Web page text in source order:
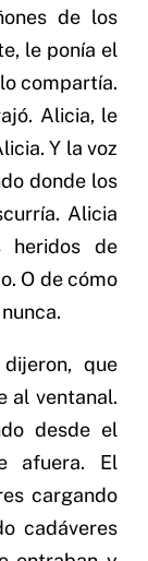
de los
le ponía el
compartía.
Alicia, le
Y la voz
donde los
Alicia
heridos de
O de cómo
que
al ventanal.
desde el
afuera. El
cargando
cadáveres